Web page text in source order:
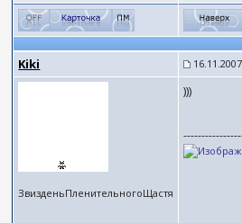
Kiki
ЗвизденьПленительногоЩастя
)))